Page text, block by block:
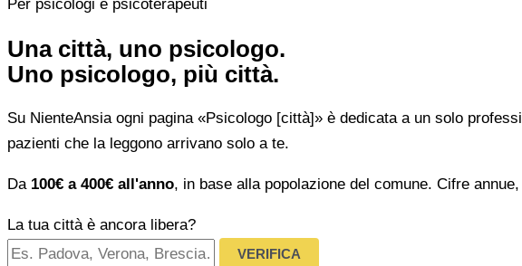
Per psicologi e psicoterapeuti
Una città, uno psicologo.
Uno psicologo, più città.
Su NienteAnsia ogni pagina «Psicologo [città]» è dedicata a un solo
pazienti che la leggono arrivano solo a te.
Da 100€ a 400€ all'anno, in base alla popolazione del comune. Cifre
La tua città è ancora libera?
VERIFICA